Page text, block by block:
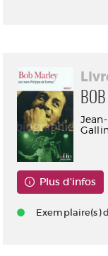
Plus d'infos
Exemplaire(s)